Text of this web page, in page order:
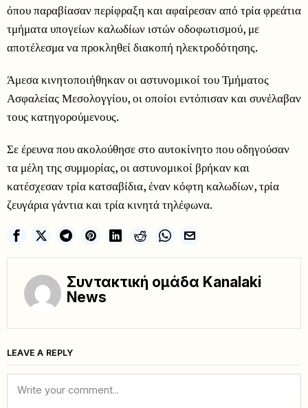
όπου παραβίασαν περίφραξη και αφαίρεσαν από τρία φρεάτια
τμήματα υπογείων καλωδίων ιστών οδοφωτισμού, με
αποτέλεσμα να προκληθεί διακοπή ηλεκτροδότησης.
Άμεσα κινητοποιήθηκαν οι αστυνομικοί του Τμήματος
Ασφαλείας Μεσολογγίου, οι οποίοι εντόπισαν και συνέλαβαν
τους κατηγορούμενους.
Σε έρευνα που ακολούθησε στο αυτοκίνητο που οδηγούσαν
τα μέλη της συμμορίας, οι αστυνομικοί βρήκαν και
κατέσχεσαν τρία κατσαβίδια, έναν κόφτη καλωδίων, τρία
ζευγάρια γάντια και τρία κινητά τηλέφωνα.
Συντακτική ομάδα Kanalaki
News
LEAVE A REPLY